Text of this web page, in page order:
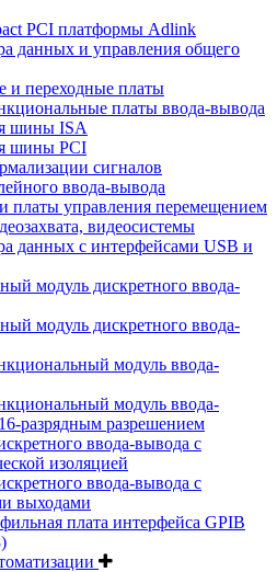
PCI платформы Adlink
данных и управления общего
и переходные платы
платы ввода-вывода
шины ISA
шины PCI
сигналов
ввода-вывода
платы управления перемещением
видеосистемы
данных с интерфейсами USB и
модуль дискретного ввода-
модуль дискретного ввода-
модуль ввода-
модуль ввода-
разрядным разрешением
ввода-вывода с
изоляцией
ввода-вывода с
выходами
плата интерфейса GPIB